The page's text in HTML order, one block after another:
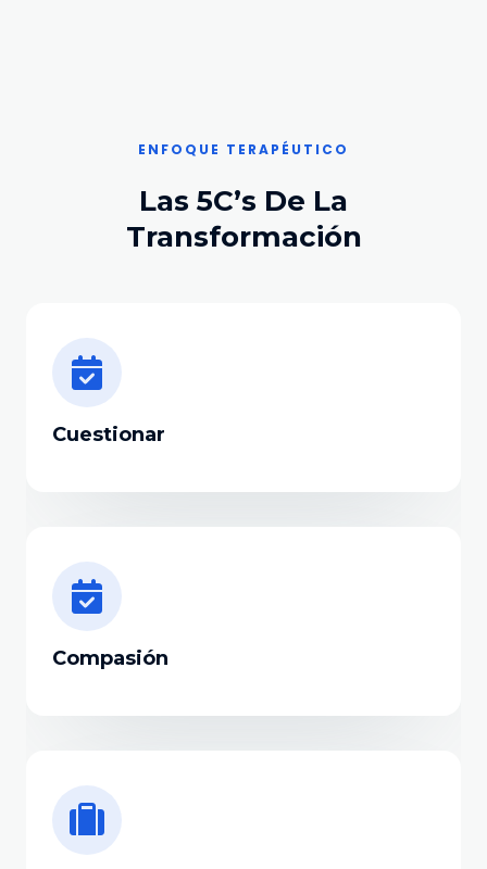
ENFOQUE TERAPÉUTICO
Las 5C’s De La
Transformación
Cuestionar
Compasión